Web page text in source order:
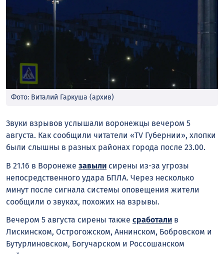
Фото: Виталий Гаркуша (архив)
Звуки взрывов услышали воронежцы вечером 5
августа. Как сообщили читатели «TV Губернии», хлопки
были слышны в разных районах города после 23.00.
В 21.16 в Воронеже завыли сирены из-за угрозы
непосредственного удара БПЛА. Через несколько
минут после сигнала системы оповещения жители
сообщили о звуках, похожих на взрывы.
Вечером 5 августа сирены также сработали в
Лискинском, Острогожском, Аннинском, Бобровском и
Бутурлиновском, Богучарском и Россошанском